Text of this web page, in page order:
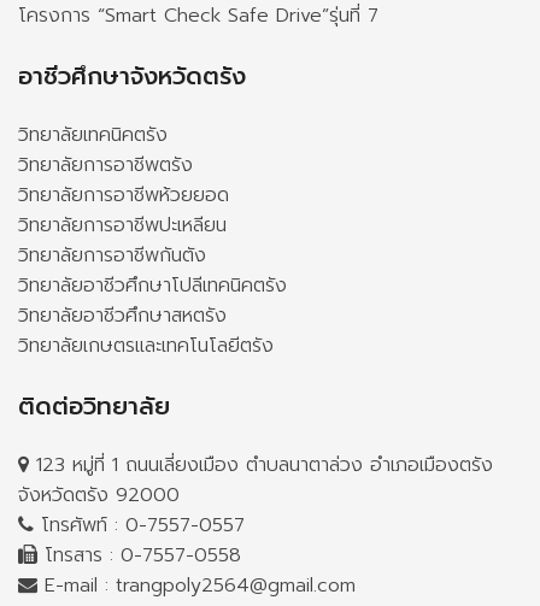
โครงการ “Smart Check Safe Drive”รุ่นที่ 7
อาชีวศึกษาจังหวัดตรัง
วิทยาลัยเทคนิคตรัง
วิทยาลัยการอาชีพตรัง
วิทยาลัยการอาชีพห้วยยอด
วิทยาลัยการอาชีพปะเหลียน
วิทยาลัยการอาชีพกันตัง
วิทยาลัยอาชีวศึกษาโปลีเทคนิคตรัง
วิทยาลัยอาชีวศึกษาสหตรัง
วิทยาลัยเกษตรและเทคโนโลยีตรัง
ติดต่อวิทยาลัย
123 หมู่ที่ 1 ถนนเลี่ยงเมือง ตำบลนาตาล่วง อำเภอเมืองตรัง
จังหวัดตรัง 92000
โทรศัพท์ : 0-7557-0557
โทรสาร : 0-7557-0558
E-mail : trangpoly2564@gmail.com